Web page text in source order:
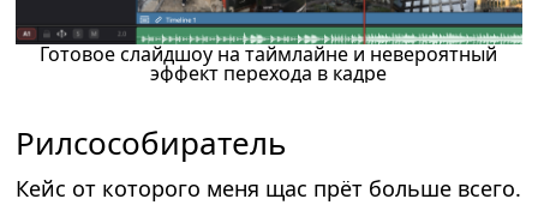
Готовое слайдшоу на таймлайне и невероятный
эффект перехода в кадре
Рилсособиратель
Кейс от которого меня щас прёт больше всего.